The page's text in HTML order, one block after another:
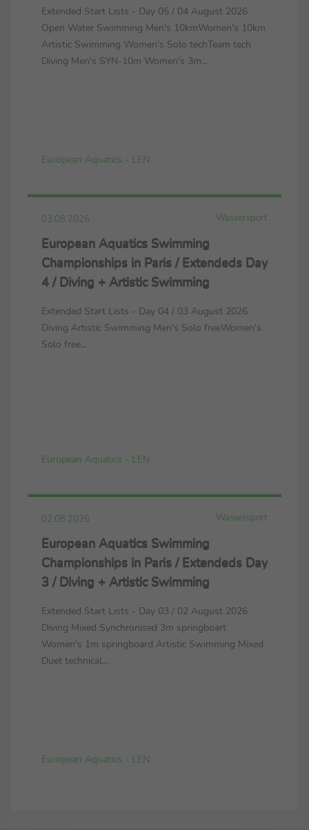
Extended Start Lists - Day 05 / 04 August 2026
Open Water Swimming Men's 10kmWomen's 10km
Artistic Swimming Women's Solo techTeam tech
Diving Men's SYN-10m Women's 3m...
European Aquatics - LEN
03.08.2026 Wassersport
European Aquatics Swimming
Championships in Paris / Extendeds Day
4 / Diving + Artistic Swimming
Extended Start Lists - Day 04 / 03 August 2026
Diving Artistic Swimming Men's Solo freeWomen's
Solo free...
European Aquatics - LEN
02.08.2026 Wassersport
European Aquatics Swimming
Championships in Paris / Extendeds Day
3 / Diving + Artistic Swimming
Extended Start Lists - Day 03 / 02 August 2026
Diving Mixed Synchronised 3m springboart
Women's 1m springboard Artistic Swimming Mixed
Duet technical...
European Aquatics - LEN